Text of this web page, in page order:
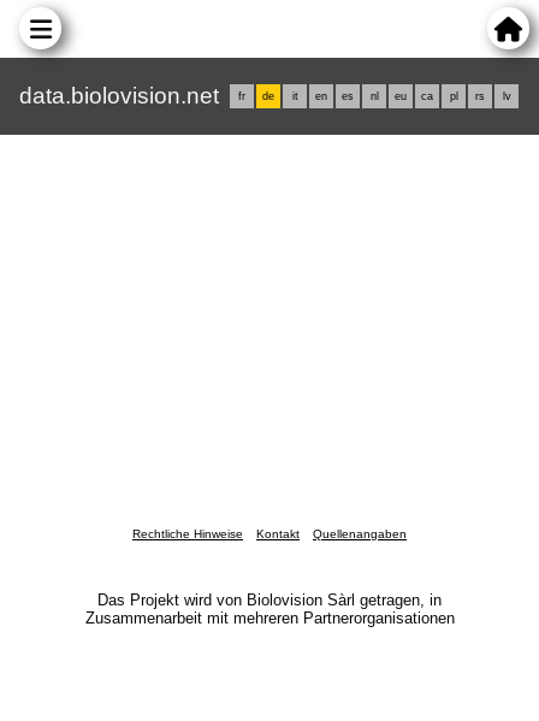
data.biolovision.net fr de it en es nl eu ca pl rs lv
Rechtliche Hinweise Kontakt Quellenangaben
Das Projekt wird von Biolovision Sàrl getragen, in
Zusammenarbeit mit mehreren Partnerorganisationen